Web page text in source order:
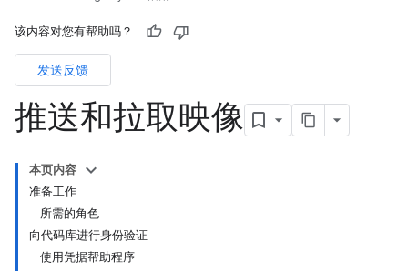
该内容对您有帮助吗？
发送反馈
推送和拉取映像
本页内容
准备工作
所需的角色
向代码库进行身份验证
使用凭据帮助程序